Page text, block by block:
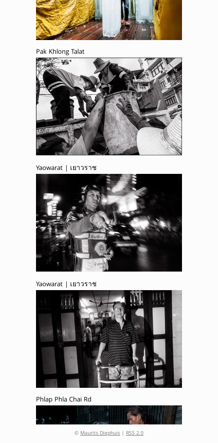
Pak Khlong Talat
Yaowarat | เยาวราช
Yaowarat | เยาวราช
Phlap Phla Chai Rd
© Maurits Diephuis | RSS 2.0